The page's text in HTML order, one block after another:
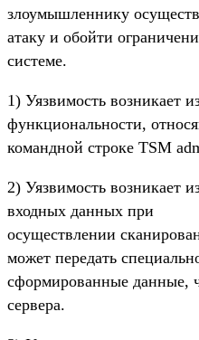
злоумышленнику
атаку и обойти
системе.
1) Уязвимость возникает
функциональности,
командной строке TSM
2) Уязвимость возникает
входных данных при
осуществлении
может передать
сформированные данные,
сервера.